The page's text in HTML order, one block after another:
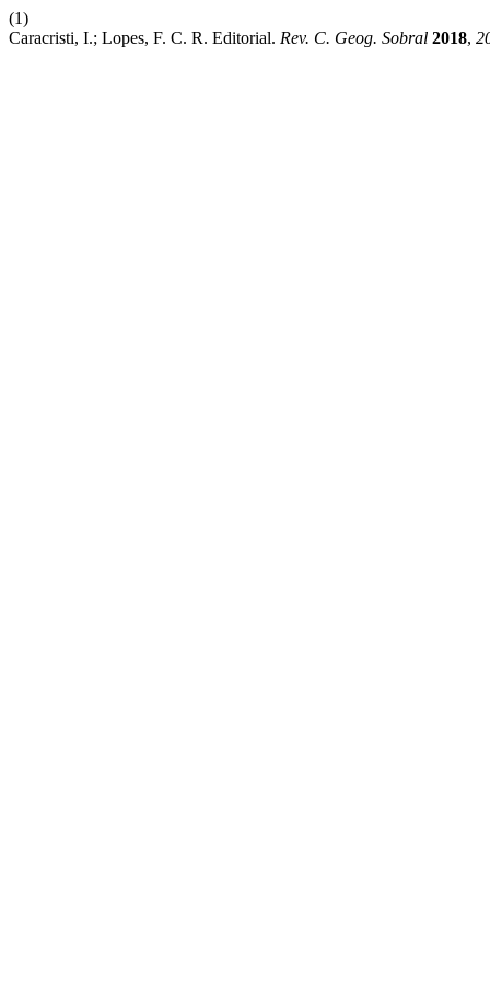
(1)
Caracristi, I.; Lopes, F. C. R. Editorial. Rev. C. Geog. Sobral 2018,